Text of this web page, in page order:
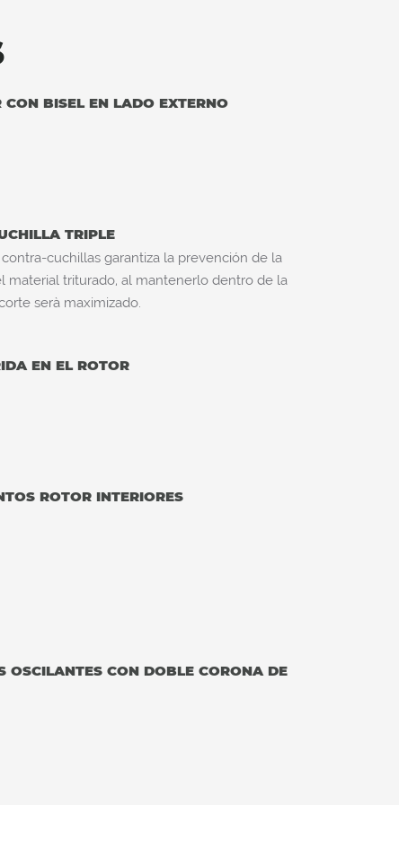
CON BISEL EN LADO EXTERNO
TRIPLE
cuchillas garantiza la prevención de la
material triturado, al mantenerlo dentro de la
serà maximizado.
EN EL ROTOR
ROTOR INTERIORES
OSCILANTES CON DOBLE CORONA DE